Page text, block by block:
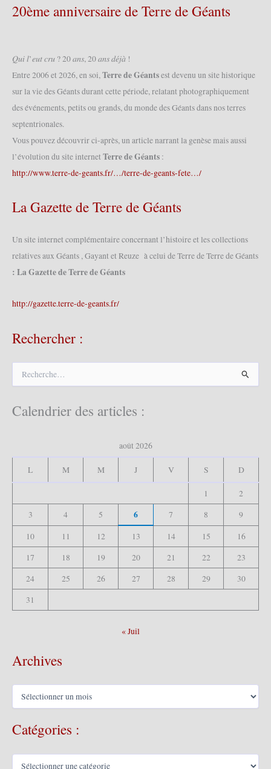
20ème anniversaire de Terre de Géants
𝑄𝑢𝑖 𝑙’𝑒𝑢𝑡 𝑐𝑟𝑢 ? 20 𝑎𝑛𝑠, 20 𝑎𝑛𝑠 𝑑𝑒́𝑗𝑎̀ !
Entre 2006 et 2026, en soi,Terre de Géantsest devenu un site historique
sur la vie des Géants durant cette période, relatant photographiquement
des événements, petits ou grands, du monde des Géants dans nos terres
septentrionales.
Vous pouvez découvrir ci-après, un article narrant la genèse mais aussi
l’évolution du site internet Terre de Géants :
http://www.terre-de-geants.fr/…/terre-de-geants-fete…/
La Gazette de Terre de Géants
Un site internet complémentaire concernant l’histoire et les collections
relatives aux Géants , Gayant et Reuze à celui de Terre de Terre de Géants
: La Gazette de Terre de Géants
http://gazette.terre-de-geants.fr/
Rechercher :
h
e
Calendrier des articles :
août 2026
L M M J V S D
1
2
3
4 5 6 7 8
9
10
11 12 13 14 15
16
17
18 19 20 21 22
23
24
25 26 27 28 29
30
31
« Juil
Archives
h
Catégories :
C